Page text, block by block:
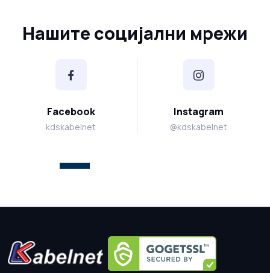
Нашите социјални мрежи
Facebook
kdskabelnet
Instagram
@kdskabelnet